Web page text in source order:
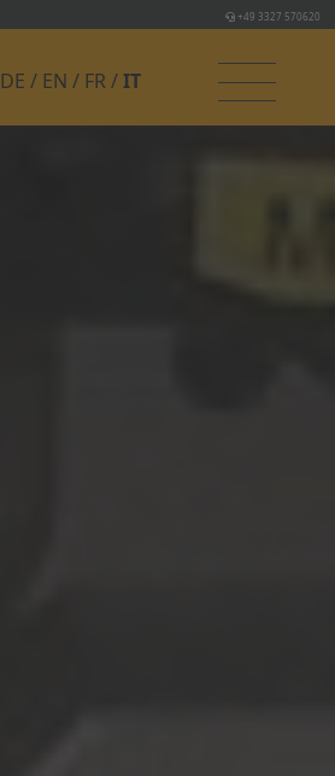
+49 3327 570620
DE EN FR IT